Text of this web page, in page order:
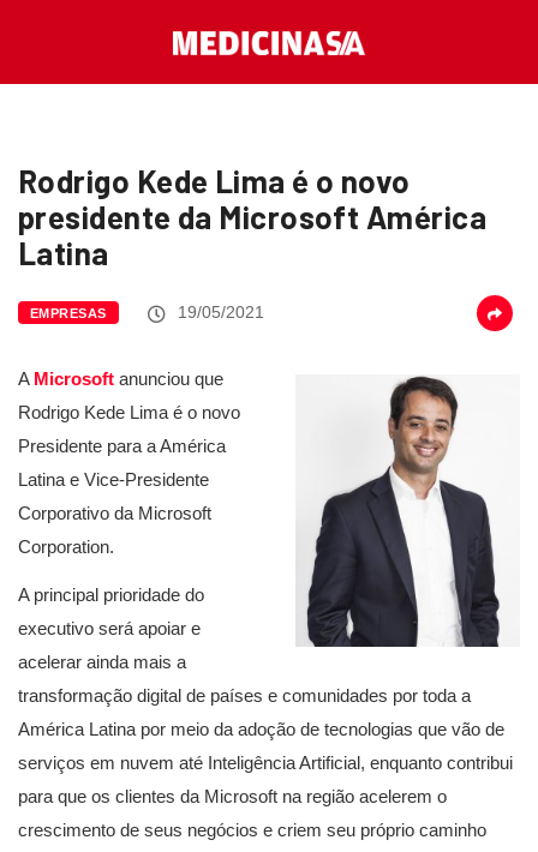
Rodrigo Kede Lima é o novo
presidente da Microsoft América
Latina
EMPRESAS 19/05/2021
A Microsoft anunciou que
Rodrigo Kede Lima é o novo
Presidente para a América
Latina e Vice-Presidente
Corporativo da Microsoft
Corporation.
A principal prioridade do
executivo será apoiar e
acelerar ainda mais a
transformação digital de países e comunidades por toda a
América Latina por meio da adoção de tecnologias que vão de
serviços em nuvem até Inteligência Artificial, enquanto contribui
para que os clientes da Microsoft na região acelerem o
crescimento de seus negócios e criem seu próprio caminho